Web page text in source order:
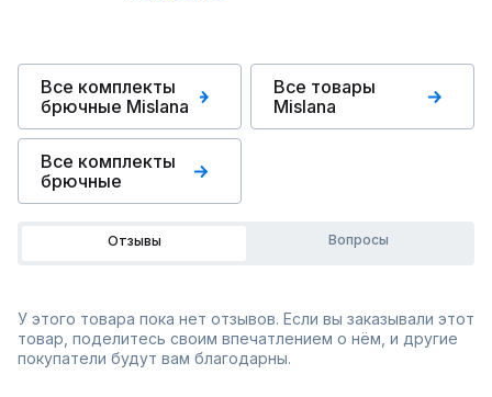
Все комплекты
брючные Mislana
Все товары
Mislana
Все комплекты
брючные
Отзывы Вопросы
У этого товара пока нет отзывов. Если вы заказывали этот
товар, поделитесь своим впечатлением о нём, и другие
покупатели будут вам благодарны.